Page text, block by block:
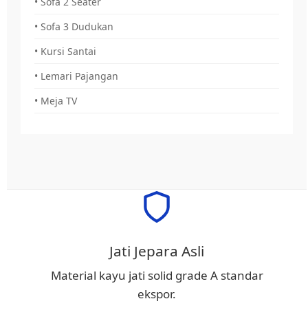
• Sofa 3 Dudukan
• Kursi Santai
• Lemari Pajangan
• Meja TV
Jati Jepara Asli
Material kayu jati solid grade A standar
ekspor.